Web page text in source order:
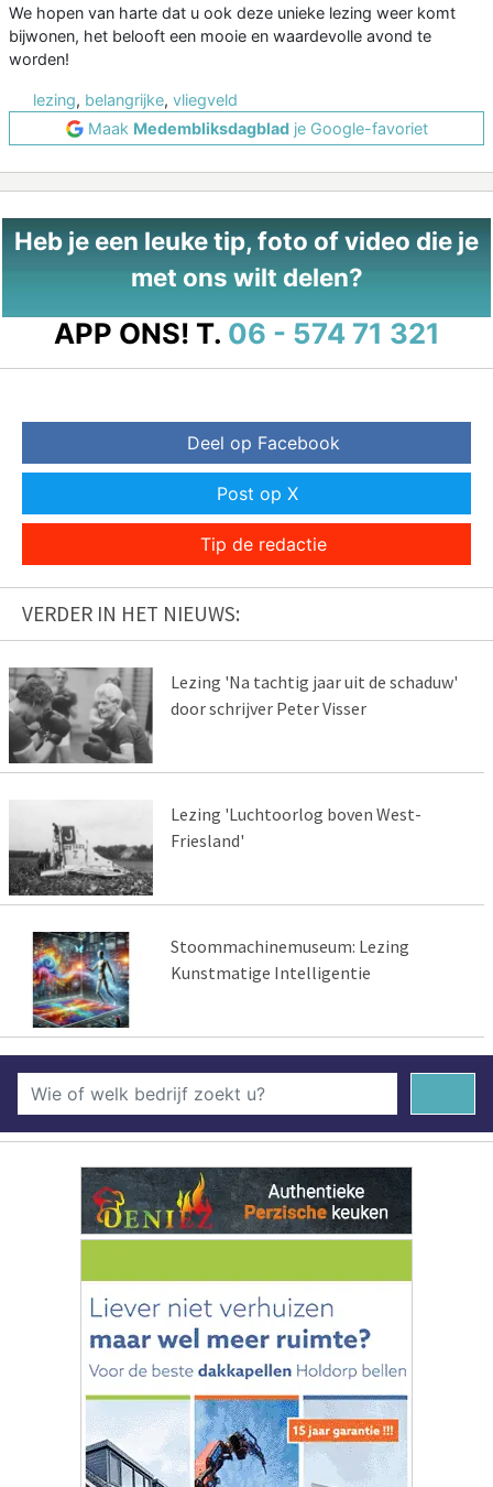
We hopen van harte dat u ook deze unieke lezing weer komt
bijwonen, het belooft een mooie en waardevolle avond te
worden!
lezing, belangrijke, vliegveld
Maak Medembliksdagbladje Google-favoriet
Heb je een leuke tip, foto of video die je
met ons wilt delen?
APP ONS! T. 06 - 574 71 321
Deel op Facebook
Post op X
Tip de redactie
VERDER IN HET NIEUWS:
Lezing 'Na tachtig jaar uit de schaduw'
door schrijver Peter Visser
Lezing 'Luchtoorlog boven West-
Friesland'
Stoommachinemuseum: Lezing
Kunstmatige Intelligentie